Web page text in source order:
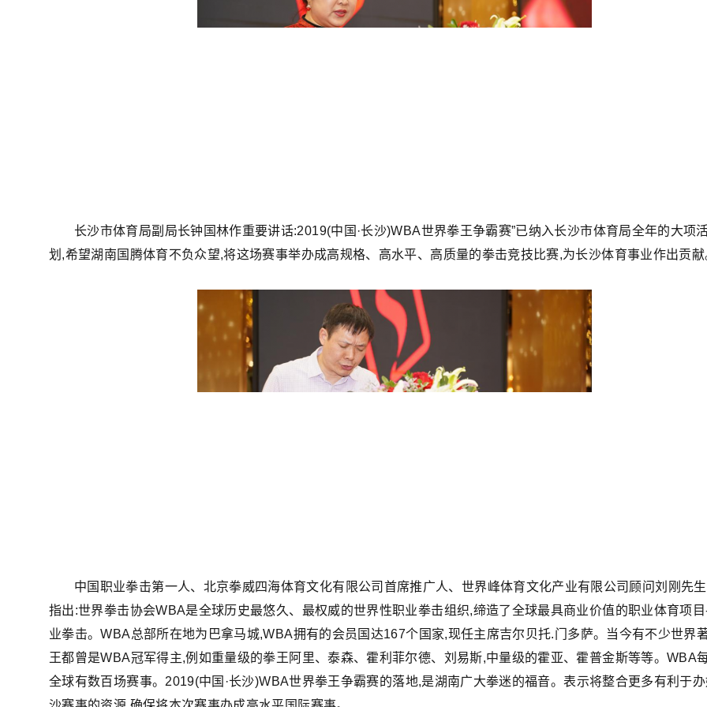
长沙市体育局副局长钟国林作重要讲话:2019(中国·长沙)WBA世界拳王争霸赛”已纳入长沙市体育局全年的大项
划,希望湖南国腾体育不负众望,将这场赛事举办成高规格、高水平、高质量的拳击竞技比赛,为长沙体育事业作出贡献
中国职业拳击第一人、北京拳威四海体育文化有限公司首席推广人、世界峰体育文化产业有限公司顾问刘刚先
指出:世界拳击协会WBA是全球历史最悠久、最权威的世界性职业拳击组织,缔造了全球最具商业价值的职业体育项
业拳击。WBA总部所在地为巴拿马城,WBA拥有的会员国达167个国家,现任主席吉尔贝托.门多萨。当今有不少世界
王都曾是WBA冠军得主,例如重量级的拳王阿里、泰森、霍利菲尔德、刘易斯,中量级的霍亚、霍普金斯等等。WBA
全球有数百场赛事。2019(中国·长沙)WBA世界拳王争霸赛的落地,是湖南广大拳迷的福音。表示将整合更多有利于